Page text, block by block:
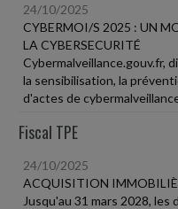
24/10/2025
CYBERMOI/S 2025 : UN
LA CYBERSECURITÉ
Cybermalveillance.gouv.fr,
la sensibilisation, la
d'actes de
Fiscal TPE
24/10/2025
ACQUISITION
Jusqu'au 31 mars 2028,